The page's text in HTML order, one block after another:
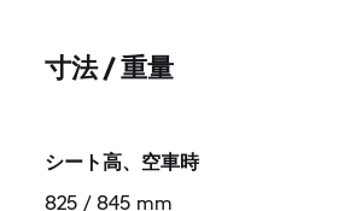
寸法 / 重量
シート高、空車時
825 / 845 mm